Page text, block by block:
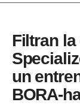
Filtran
un
BORA-